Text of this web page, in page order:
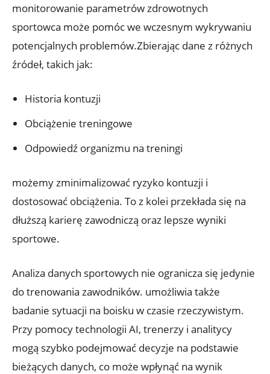
monitorowanie parametrów zdrowotnych
sportowca może pomóc we wczesnym wykrywaniu
potencjalnych problemów.Zbierając dane z różnych
źródeł, takich jak:
Historia kontuzji
Obciążenie treningowe
Odpowiedź organizmu na treningi
możemy zminimalizować ryzyko kontuzji i
dostosować obciążenia. To z kolei przekłada się na
dłuższą karierę zawodniczą oraz lepsze wyniki
sportowe.
Analiza danych sportowych nie ogranicza się jedynie
do trenowania zawodników. umożliwia także
badanie sytuacji na boisku w czasie rzeczywistym.
Przy pomocy technologii AI, trenerzy i analitycy
mogą szybko podejmować decyzje na podstawie
bieżących danych, co może wpłynąć na wynik